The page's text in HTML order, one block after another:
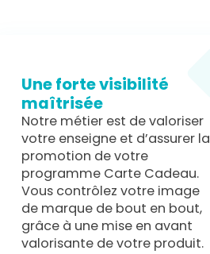
Une forte visibilité
maîtrisée
Notre métier est de valoriser
votre enseigne et d’assurer la
promotion de votre
programme Carte Cadeau.
Vous contrôlez votre image
de marque de bout en bout,
grâce à une mise en avant
valorisante de votre produit.